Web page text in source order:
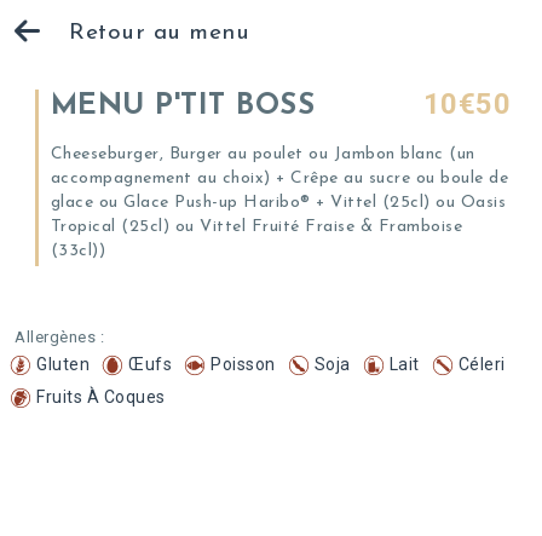
Retour au menu
MENU P'TIT BOSS 10€50
Cheeseburger, Burger au poulet ou Jambon blanc (un
accompagnement au choix) + Crêpe au sucre ou boule de
glace ou Glace Push-up Haribo® + Vittel (25cl) ou Oasis
Tropical (25cl) ou Vittel Fruité Fraise & Framboise
(33cl))
Allergènes :
Gluten Œufs Poisson Soja Lait
Céleri
Fruits À Coques